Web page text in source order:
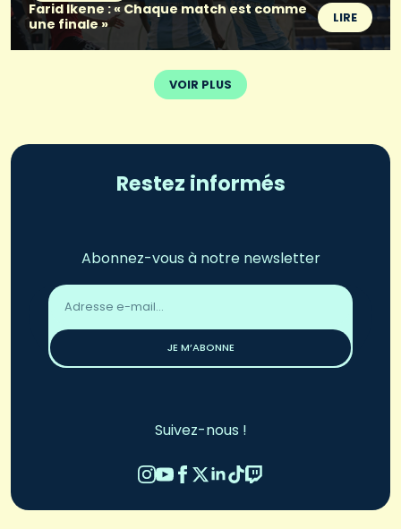
Farid Ikene : « Chaque match est comme
une finale »
LIRE
VOIR PLUS
Restez informés
Abonnez-vous à notre newsletter
Adresse
email
JE M’ABONNE
Suivez-nous !